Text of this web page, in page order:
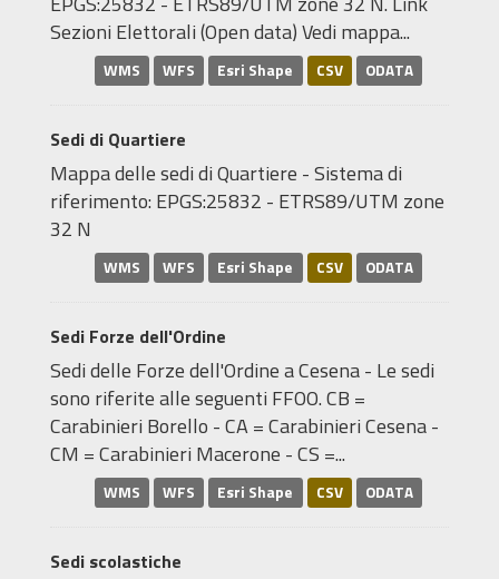
Sezioni Elettorali (Open data) Vedi mappa...
WMS WFS Esri Shape CSV ODATA
Sedi di Quartiere
Mappa delle sedi di Quartiere - Sistema di
riferimento: EPGS:25832 - ETRS89/UTM zone
32 N
WMS WFS Esri Shape CSV ODATA
Sedi Forze dell'Ordine
Sedi delle Forze dell'Ordine a Cesena - Le sedi
sono riferite alle seguenti FFOO. CB =
Carabinieri Borello - CA = Carabinieri Cesena -
CM = Carabinieri Macerone - CS =...
WMS WFS Esri Shape CSV ODATA
Sedi scolastiche